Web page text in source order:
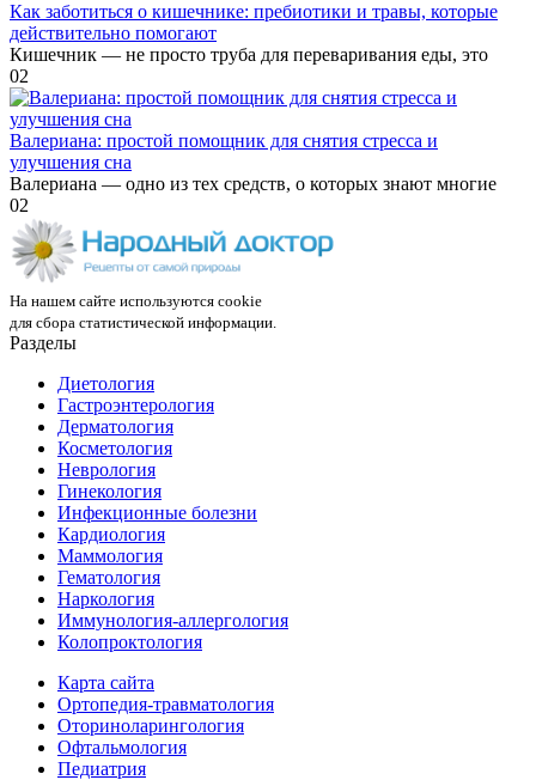
Как заботиться о кишечнике: пребиотики и травы, которые
действительно помогают
Кишечник — не просто труба для переваривания еды, это
02
Валериана: простой помощник для снятия стресса и
улучшения сна
Валериана — одно из тех средств, о которых знают многие
02
На нашем сайте используются cookie
для сбора статистической информации.
Разделы
Диетология
Гастроэнтерология
Дерматология
Косметология
Неврология
Гинекология
Инфекционные болезни
Кардиология
Маммология
Гематология
Наркология
Иммунология-аллергология
Колопроктология
Карта сайта
Ортопедия-травматология
Оториноларингология
Офтальмология
Педиатрия